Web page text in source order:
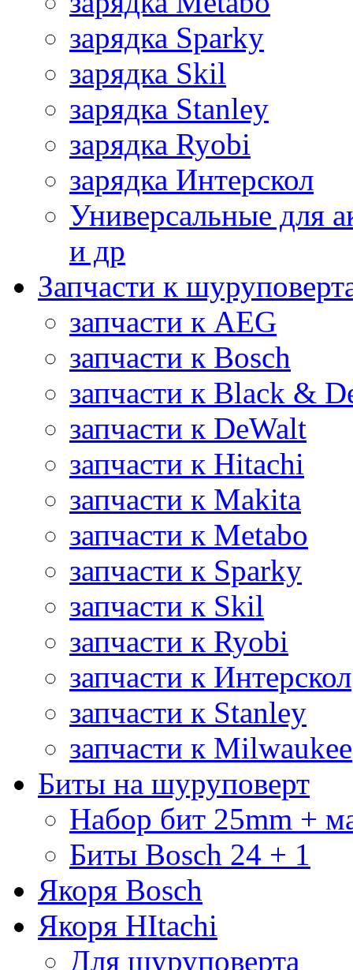
зарядка Sparky
зарядка Skil
зарядка Stanley
зарядка Ryobi
зарядка Интерскол
Универсальные для
и др
Запчасти к
запчасти к AEG
запчасти к Bosch
запчасти к Black &
запчасти к DeWalt
запчасти к Hitachi
запчасти к Makita
запчасти к Metabo
запчасти к Sparky
запчасти к Skil
запчасти к Ryobi
запчасти к Интерскол
запчасти к Stanley
запчасти к Milwaukee
Биты на шуруповерт
Набор бит 25mm +
Биты Bosch 24 + 1
Якоря Bosch
Якоря HItachi
Для шуруповерта